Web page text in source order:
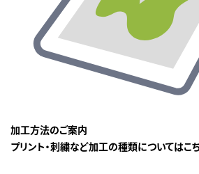
加工方法のご案内
プリント・刺繍など加工の種類についてはこ